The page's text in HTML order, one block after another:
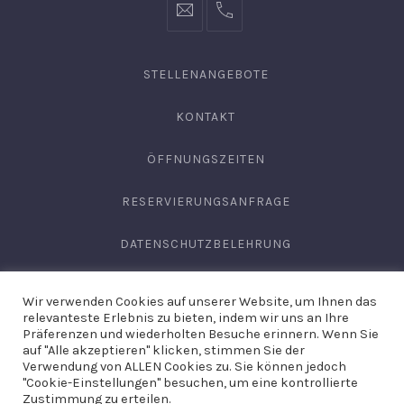
info@hofgut-0049747196019210
STELLENANGEBOTE
KONTAKT
ÖFFNUNGSZEITEN
RESERVIERUNGSANFRAGE
DATENSCHUTZBELEHRUNG
IMPRESSUM
Copyright © 2026Domäne Areal Hechingen. Site byHirschburg
Wir verwenden Cookies auf unserer Website, um Ihnen das
relevanteste Erlebnis zu bieten, indem wir uns an Ihre
Präferenzen und wiederholten Besuche erinnern. Wenn Sie
auf "Alle akzeptieren" klicken, stimmen Sie der
Verwendung von ALLEN Cookies zu. Sie können jedoch
"Cookie-Einstellungen" besuchen, um eine kontrollierte
Zustimmung zu erteilen.